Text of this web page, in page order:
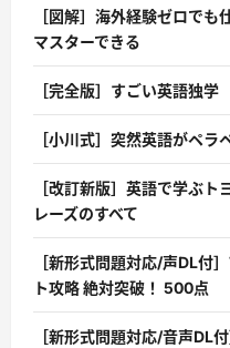
［図解］海外経験ゼロでも
マスターできる
［完全版］すごい英語独学
［小川式］突然英語がペラ
［改訂新版］英語で学ぶ
レーズのすべて
［新形式問題対応/声DL付
ト攻略 絶対突破！ 500点
［新形式問題対応/音声DL